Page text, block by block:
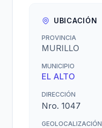
UBICACIÓN
PROVINCIA
MURILLO
MUNICIPIO
EL ALTO
DIRECCIÓN
Nro. 1047
GEOLOCALIZACIÓN